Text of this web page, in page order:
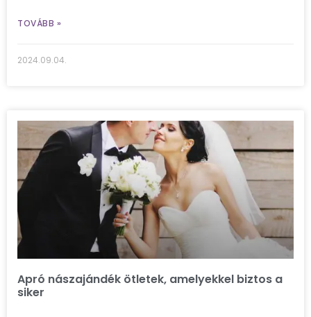
TOVÁBB »
2024.09.04.
Apró nászajándék ötletek, amelyekkel biztos a
siker